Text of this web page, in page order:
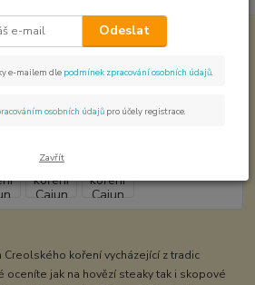
Cajunské koření Cajun SamRub
Cajun SamRub
koření vycházející z tradic
oceníte jak na hovězí steaky tak i skopové
Odeslat
e-mailem dle podmínek zpracování osobních údajů
osobních údajů pro účely registrace.
Zavřít